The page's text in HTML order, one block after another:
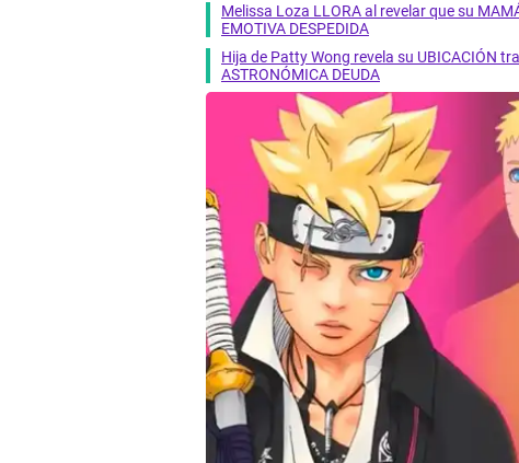
Melissa Loza LLORA al revelar que su
EMOTIVA DESPEDIDA
Hija de Patty Wong revela su UBICACIÓN
ASTRONÓMICA DEUDA